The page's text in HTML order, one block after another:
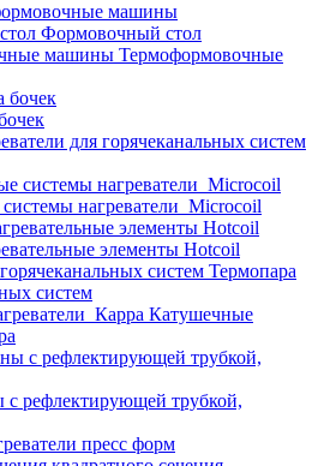
машины
Формовочный стол
Термоформовочные
бочек
для горячеканальных систем
нагреватели_Microcoil
элементы Hotcoil
Термопара
систем
Катушечные
рефлектирующей трубкой,
пресс форм